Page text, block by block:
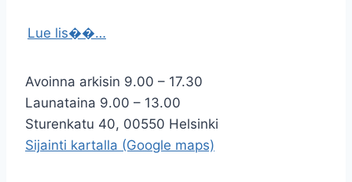
Lue lis��…
Avoinna arkisin 9.00 – 17.30
Launataina 9.00 – 13.00
Sturenkatu 40, 00550 Helsinki
Sijainti kartalla (Google maps)